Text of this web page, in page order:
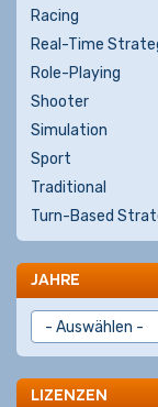
Racing
Real-Time
Role-Playing
Shooter
Simulation
Sport
Traditional
Turn-Based
JAHRE
LIZENZEN